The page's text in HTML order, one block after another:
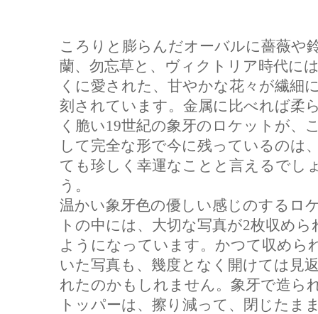
ころりと膨らんだオーバルに薔薇や
蘭、勿忘草と、ヴィクトリア時代に
くに愛された、甘やかな花々が繊細
刻されています。金属に比べれば柔
く脆い19世紀の象牙のロケットが、
して完全な形で今に残っているのは
ても珍しく幸運なことと言えるでし
う。
温かい象牙色の優しい感じのするロ
トの中には、大切な写真が2枚収めら
ようになっています。かつて収めら
いた写真も、幾度となく開けては見
れたのかもしれません。象牙で造ら
トッパーは、擦り減って、閉じたま